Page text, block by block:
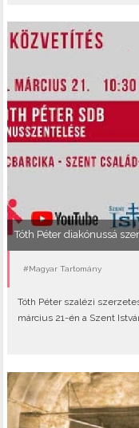
Tóth Péter diakónussá
#Magyar Tartomány
Tóth Péter szalézi
március 21-én a Szent